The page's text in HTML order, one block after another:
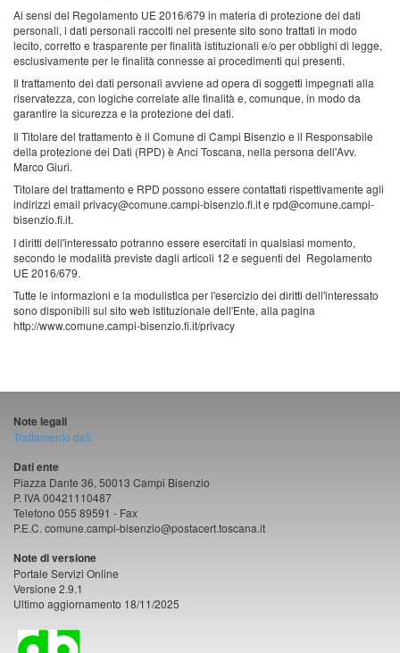
Ai sensi del Regolamento UE 2016/679 in materia di protezione dei dati
personali, i dati personali raccolti nel presente sito sono trattati in modo
lecito, corretto e trasparente per finalità istituzionali e/o per obblighi di legge,
esclusivamente per le finalità connesse ai procedimenti qui presenti.
Il trattamento dei dati personali avviene ad opera di soggetti impegnati alla
riservatezza, con logiche correlate alle finalità e, comunque, in modo da
garantire la sicurezza e la protezione dei dati.
Il Titolare del trattamento è il Comune di Campi Bisenzio e il Responsabile
della protezione dei Dati (RPD) è Anci Toscana, nella persona dell'Avv.
Marco Giuri.
Titolare del trattamento e RPD possono essere contattati rispettivamente agli
indirizzi email privacy@comune.campi-bisenzio.fi.it e rpd@comune.campi-
bisenzio.fi.it.
I diritti dell'interessato potranno essere esercitati in qualsiasi momento,
secondo le modalità previste dagli articoli 12 e seguenti del Regolamento
UE 2016/679.
Tutte le informazioni e la modulistica per l'esercizio dei diritti dell'interessato
sono disponibili sul sito web istituzionale dell'Ente, alla pagina
http://www.comune.campi-bisenzio.fi.it/privacy
Note legali
Trattamento dati
Dati ente
Piazza Dante 36, 50013 Campi Bisenzio
P. IVA 00421110487
Telefono 055 89591 - Fax
P.E.C. comune.campi-bisenzio@postacert.toscana.it
Note di versione
Portale Servizi Online
Versione 2.9.1
Ultimo aggiornamento 18/11/2025